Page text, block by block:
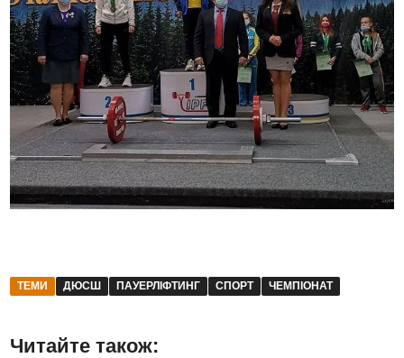
ТЕМИ ДЮСШ ПАУЕРЛІФТИНГ СПОРТ ЧЕМПІОНАТ
Читайте також: